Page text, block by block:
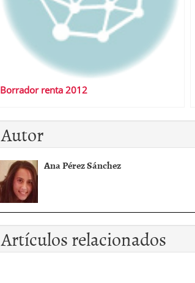
Borrador renta 2012
Autor
Ana Pérez Sánchez
Artículos relacionados